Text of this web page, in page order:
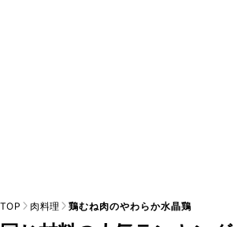
TOP 肉料理 鶏むね肉のやわらか水晶鶏